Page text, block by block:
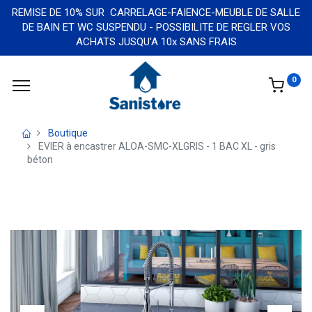
REMISE DE 10% SUR CARRELAGE-FAIENCE-MEUBLE DE SALLE
DE BAIN ET WC SUSPENDU - POSSIBILITE DE REGLER VOS
ACHATS JUSQU'A 10x SANS FRAIS
0
Boutique
EVIER à encastrer ALOA-SMC-XLGRIS - 1 BAC XL - gris
béton